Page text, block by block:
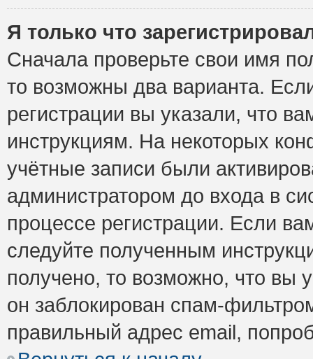
Я только что
Сначала проверьте свои имя
то возможны два варианта.
регистрации вы указали, что
инструкциям. На некоторых
учётные записи были
администратором до входа в
процессе регистрации. Если
следуйте полученным
получено, то возможно, что вы
он заблокирован спам-
правильный адрес email,